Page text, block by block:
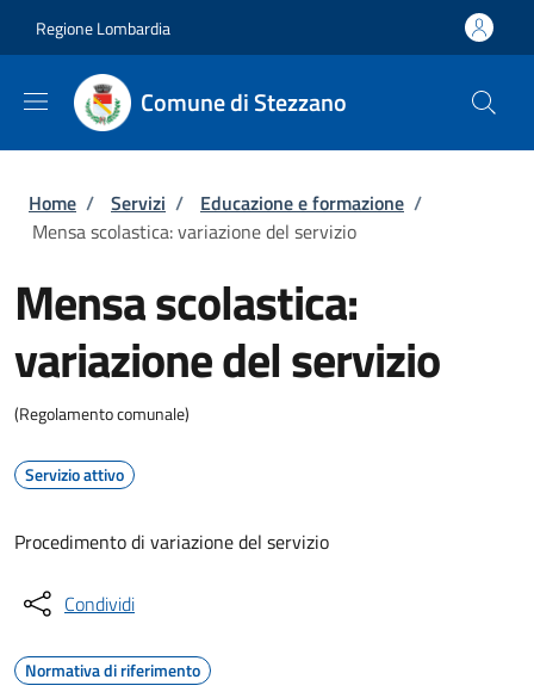
Regione Lombardia
Comune di Stezzano
Briciole di pane
Home / Servizi / Educazione e formazione /
Mensa scolastica: variazione del servizio
Mensa scolastica:
variazione del servizio
(Regolamento comunale)
Servizio attivo
Procedimento di variazione del servizio
Condividi
Normativa di riferimento